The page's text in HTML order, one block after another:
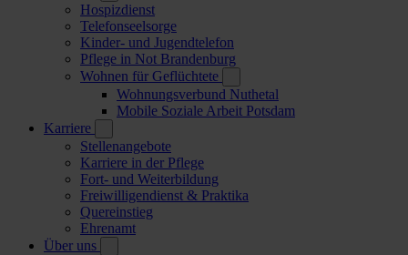
Hospizdienst
Telefonseelsorge
Kinder- und Jugendtelefon
Pflege in Not Brandenburg
Wohnen für Geflüchtete
Wohnungsverbund Nuthetal
Mobile Soziale Arbeit Potsdam
Karriere
Stellenangebote
Karriere in der Pflege
Fort- und Weiterbildung
Freiwilligendienst & Praktika
Quereinstieg
Ehrenamt
Über uns